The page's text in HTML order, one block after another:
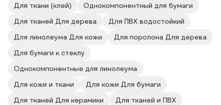
Для ткани (клей)
Однокомпонентный для бумаги
Для тканей Для дерева
Для ПВХ водостойкий
Для линолеума Для кожи
Для поролона Для дерева
Для бумаги к стеклу
Однокомпонентные для линолеума
Для кожи и ткани
Для кожи Для бумаги
Для тканей Для керамики
Для тканей и ПВХ